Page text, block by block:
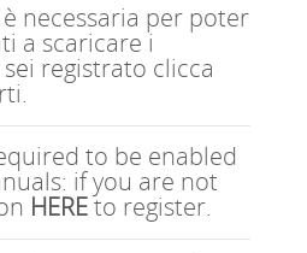
necessaria per poter
a scaricare i
registrato clicca
to be enabled
if you are not
HEREto register.